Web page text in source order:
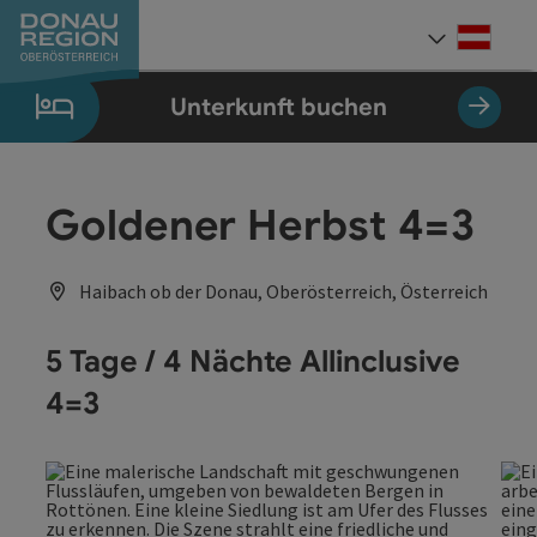
Zum Inhalt
Zur Navigation
Zum Seitenanfang
Zur Kontaktseite
Zum Impressum
Zur Startseite
Unterkunft buchen
Goldener Herbst 4=3
Haibach ob der Donau, Oberösterreich, Österreich
5 Tage / 4 Nächte Allinclusive
4=3